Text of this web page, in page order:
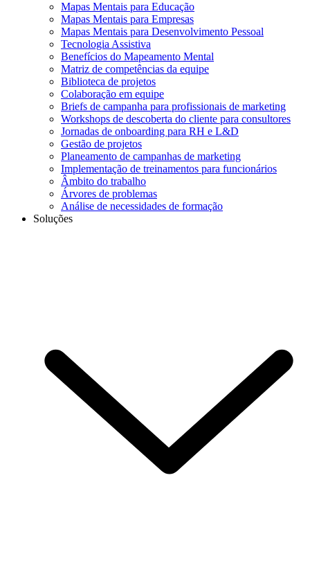
Mapas Mentais para Educação
Mapas Mentais para Empresas
Mapas Mentais para Desenvolvimento Pessoal
Tecnologia Assistiva
Benefícios do Mapeamento Mental
Matriz de competências da equipe
Biblioteca de projetos
Colaboração em equipe
Briefs de campanha para profissionais de marketing
Workshops de descoberta do cliente para consultores
Jornadas de onboarding para RH e L&D
Gestão de projetos
Planeamento de campanhas de marketing
Implementação de treinamentos para funcionários
Âmbito do trabalho
Árvores de problemas
Análise de necessidades de formação
Soluções